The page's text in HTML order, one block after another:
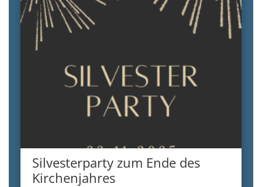
Silvesterparty zum Ende des
Kirchenjahres